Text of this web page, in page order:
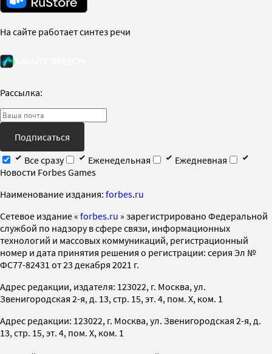
На сайте работает синтез речи
Рассылка:
Подписаться
Все сразу
Еженедельная
Ежедневная
Новости Forbes Games
Наименование издания: forbes.ru
Cетевое издание « forbes.ru » зарегистрировано Федеральной
службой по надзору в сфере связи, информационных
технологий и массовых коммуникаций, регистрационный
номер и дата принятия решения о регистрации: серия Эл №
ФС77-82431 от 23 декабря 2021 г.
Адрес редакции, издателя: 123022, г. Москва, ул.
Звенигородская 2-я, д. 13, стр. 15, эт. 4, пом. X, ком. 1
Адрес редакции: 123022, г. Москва, ул. Звенигородская 2-я, д.
13, стр. 15, эт. 4, пом. X, ком. 1